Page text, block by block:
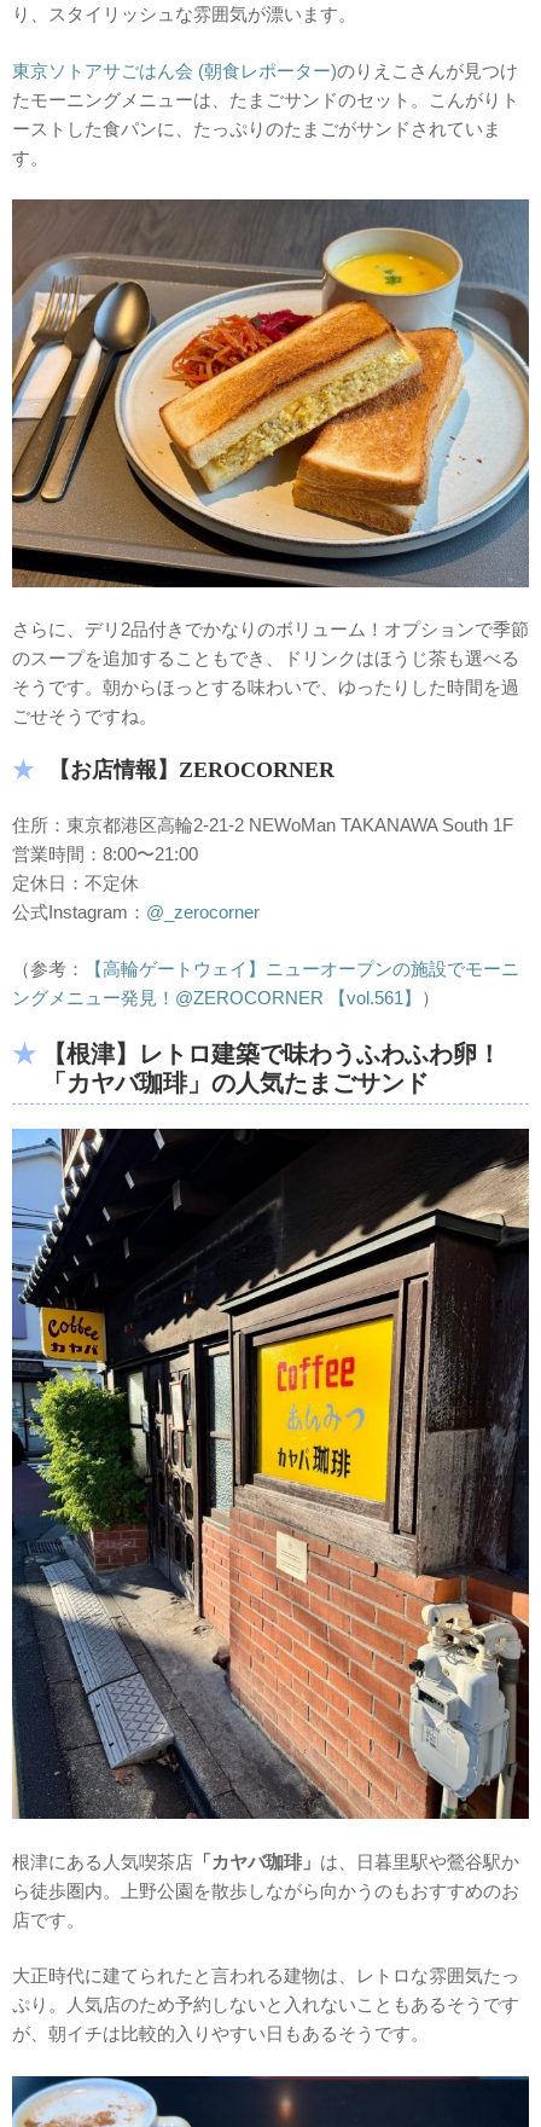
り、スタイリッシュな雰囲気が漂います。
東京ソトアサごはん会 (朝食レポーター)のりえこさんが見つけ
たモーニングメニューは、たまごサンドのセット。こんがりト
ーストした食パンに、たっぷりのたまごがサンドされていま
す。
さらに、デリ2品付きでかなりのボリューム！オプションで季節
のスープを追加することもでき、ドリンクはほうじ茶も選べる
そうです。朝からほっとする味わいで、ゆったりした時間を過
ごせそうですね。
【お店情報】ZEROCORNER
住所：東京都港区高輪2-21-2 NEWoMan TAKANAWA South 1F
営業時間：8:00〜21:00
定休日：不定休
公式Instagram： @_zerocorner
（参考：
【高輪ゲートウェイ】ニューオープンの施設でモーニ
ングメニュー発見！@ZEROCORNER 【vol.561】
）
【根津】レトロ建築で味わうふわふわ卵！
「カヤバ珈琲」の人気たまごサンド
根津にある人気喫茶店 「カヤバ珈琲」 は、日暮里駅や鶯谷駅か
ら徒歩圏内。上野公園を散歩しながら向かうのもおすすめのお
店です。
大正時代に建てられたと言われる建物は、レトロな雰囲気たっ
ぷり。人気店のため予約しないと入れないこともあるそうです
が、朝イチは比較的入りやすい日もあるそうです。